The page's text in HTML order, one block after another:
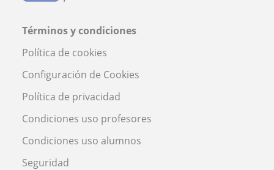
Términos y condiciones
Política de cookies
Configuración de Cookies
Política de privacidad
Condiciones uso profesores
Condiciones uso alumnos
Seguridad